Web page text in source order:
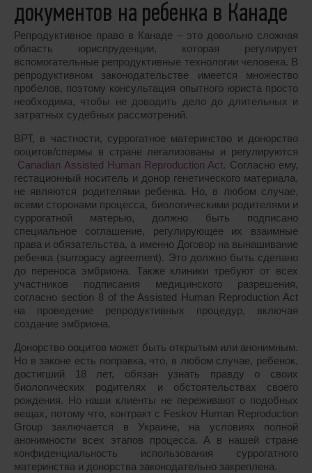
документов на ребенка в Канаде
Репродуктивное право в Канаде – это довольно сложная
область юриспруденции, которая регулирует
вспомогательные репродуктивные технологии человека. В
репродуктивном законодательстве имеется множество
пробелов, поэтому консультация опытного юриста просто
необходима, чтобы не доводить дело до длительных и
затратных судебных рассмотрений.
ВРТ, в частности, суррогатное материнство и донорство
ооцитов/спермы в стране легализованы и регулируются
Canadian Assisted Human Reproduction Act. Согласно ему,
гестационный носитель и донор генетического материала,
не являются родителями ребенка. Но, в любом случае,
всеми сторонами процесса, биологическими родителями и
суррогатной матерью, должно быть подписано
специальное соглашение, регулирующее их взаимные
права и обязательства, а именно Договор на вынашивание
ребенка (surrogacy agreement). Это должно быть сделано
до переноса эмбриона. Также клиники требуют от всех
участников подписания медицинского разрешения,
согласно section 8 of the Assisted Human Reproduction Act
на проведение репродуктивных процедур, включая
создание эмбриона.
Донорство ооцитов может быть открытым или анонимным.
Но в законе есть поправка, что, в любом случае, ребенок,
достигший 18 лет, обязан узнать правду о своих
биологических родителях и обстоятельствах своего
рождения. Но наши клиенты не переживают о подобных
вещах, потому что, контракт с Feskov Human Reproduction
Group заключается в Украине, на условиях полной
анонимности всех этапов процесса. А в нашей стране
конфиденциальность использования суррогатного
материнства и донорства законодательно закреплена.